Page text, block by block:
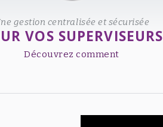
gestion centralisée et sécurisée
VOS SUPERVISEURS
Découvrez comment